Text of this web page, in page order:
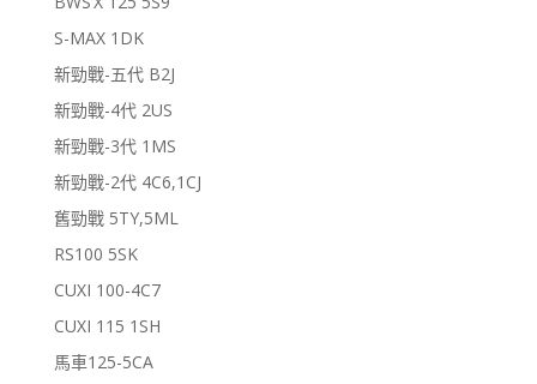
S-MAX 1DK
新勁戰-五代 B2J
新勁戰-4代 2US
新勁戰-3代 1MS
新勁戰-2代 4C6,1CJ
舊勁戰 5TY,5ML
RS100 5SK
CUXI 100-4C7
CUXI 115 1SH
馬車125-5CA